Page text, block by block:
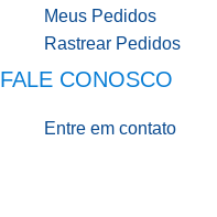
Meus Pedidos
Rastrear Pedidos
FALE CONOSCO
Entre em contato